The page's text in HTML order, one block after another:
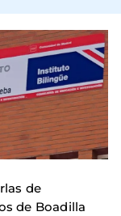
de
de Boadilla